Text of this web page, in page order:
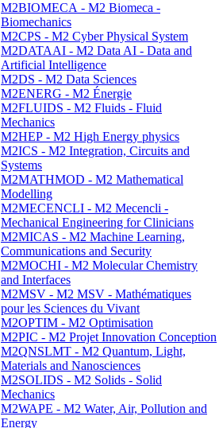
M2BIOMECA - M2 Biomeca -
Biomechanics
M2CPS - M2 Cyber Physical System
M2DATAAI - M2 Data AI - Data and
Artificial Intelligence
M2DS - M2 Data Sciences
M2ENERG - M2 Énergie
M2FLUIDS - M2 Fluids - Fluid
Mechanics
M2HEP - M2 High Energy physics
M2ICS - M2 Integration, Circuits and
Systems
M2MATHMOD - M2 Mathematical
Modelling
M2MECENCLI - M2 Mecencli -
Mechanical Engineering for Clinicians
M2MICAS - M2 Machine Learning,
Communications and Security
M2MOCHI - M2 Molecular Chemistry
and Interfaces
M2MSV - M2 MSV - Mathématiques
pour les Sciences du Vivant
M2OPTIM - M2 Optimisation
M2PIC - M2 Projet Innovation Conception
M2QNSLMT - M2 Quantum, Light,
Materials and Nanosciences
M2SOLIDS - M2 Solids - Solid
Mechanics
M2WAPE - M2 Water, Air, Pollution and
Energy